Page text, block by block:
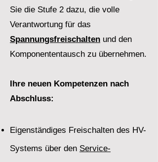
Sie die Stufe 2 dazu, die volle
Verantwortung für das
Spannungsfreischalten und den
Komponententausch zu übernehmen.
Ihre neuen Kompetenzen nach
Abschluss:
Eigenständiges Freischalten des HV-
Systems über den Service-